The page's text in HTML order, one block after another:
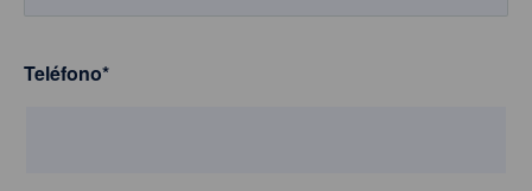
Teléfono*